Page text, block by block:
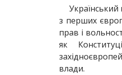
з перших
прав і
як
влади.